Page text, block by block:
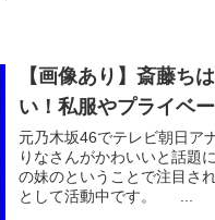
【画像あり】斎藤ち
い！私服やプライベ
元乃木坂46でテレビ朝日ア
りなさんがかわいいと話題
の妹のということで注目さ
として活動中です。 ...